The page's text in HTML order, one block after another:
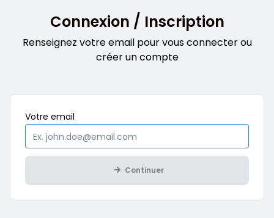
Connexion / Inscription
Renseignez votre email pour vous connecter ou
créer un compte
Votre email
Continuer